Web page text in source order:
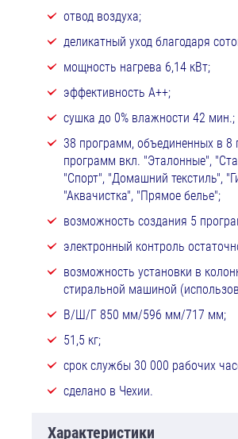
отвод воздуха;
деликатный уход благодаря
мощность нагрева 6,14 кВт;
эффективность А++;
сушка до 0% влажности 42 мин.;
38 программ, объединенных в 8
программ вкл. "Эталонные",
"Спорт", "Домашний текстиль",
"Аквачистка", "Прямое белье";
возможность создания 5
электронный контроль
возможность установки в
стиральной машиной
В/Ш/Г 850 мм/596 мм/717 мм;
51,5 кг;
срок службы 30 000 рабочих
сделано в Чехии.
Характеристики